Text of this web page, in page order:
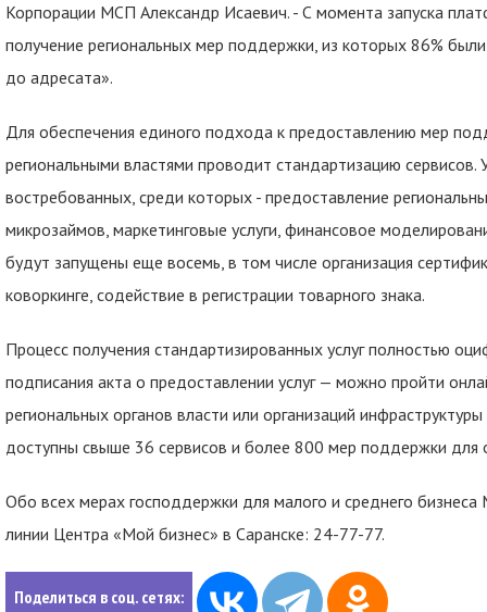
Корпорации МСП Александр Исаевич. - С момента запуска
получение региональных мер поддержки, из которых 86%
до адресата».
Для обеспечения единого подхода к предоставлению мер
региональными властями проводит стандартизацию
востребованных, среди которых - предоставление
микрозаймов, маркетинговые услуги, финансовое
будут запущены еще восемь, в том числе организация
коворкинге, содействие в регистрации товарного знака.
Процесс получения стандартизированных услуг полностью
подписания акта о предоставлении услуг — можно пройти
региональных органов власти или организаций
доступны свыше 36 сервисов и более 800 мер поддержки для
Обо всех мерах господдержки для малого и среднего
линии Центра «Мой бизнес» в Саранске: 24-77-77.
Поделиться в соц. сетях: